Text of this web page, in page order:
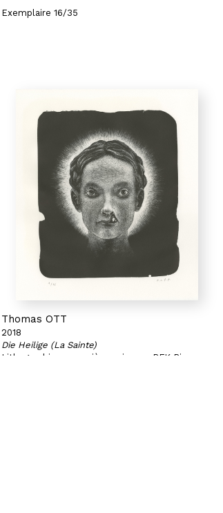
Exemplaire 16/35
Thomas OTT
2018
Die Heilige (La Sainte)
Lithographie en manière noire sur BFK Rives